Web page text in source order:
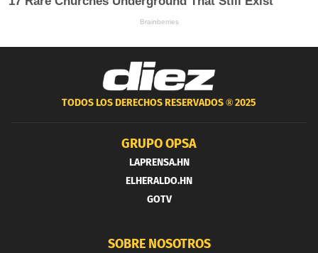
TODOS LOS DERECHOS RESERVADOS ®2025
GRUPO OPSA
LAPRENSA.HN
ELHERALDO.HN
GOTV
SOBRE NOSOTROS